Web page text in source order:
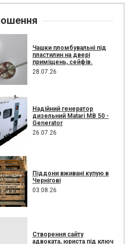
Чашки пломбувальні під
пластилин на двері
приміщень, сейфів.
28.07.26
Надійний генератор
дизельний Matari MB 50 -
Generator
26.07.26
Піддони вживані купую в
Чернігові
03.08.26
Створення сайту
адвоката, юриста під ключ